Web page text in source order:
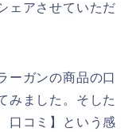
ェアさせていただ
ーガンの商品の口
みました。そした
口コミ】という感